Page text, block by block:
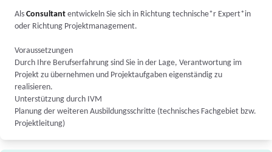
Als Consultant entwickeln Sie sich in Richtung technische*r Expert*in
oder Richtung Projektmanagement.
Voraussetzungen
Durch Ihre Berufserfahrung sind Sie in der Lage, Verantwortung im
Projekt zu übernehmen und Projektaufgaben eigenständig zu
realisieren.
Unterstützung durch IVM
Planung der weiteren Ausbildungsschritte (technisches Fachgebiet bzw.
Projektleitung)